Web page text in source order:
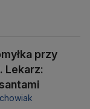
przy
Lekarz: